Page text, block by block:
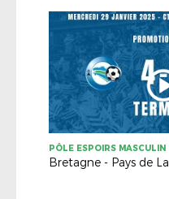
PÔLE ESPOIRS MASCULIN
Bretagne - Pays de